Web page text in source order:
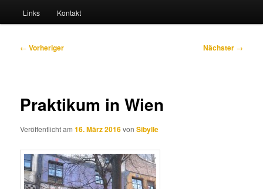
Links Kontakt
Beitragsnavigation
← Vorheriger Nächster →
Praktikum in Wien
Veröffentlicht am16. März 2016vonSibylle